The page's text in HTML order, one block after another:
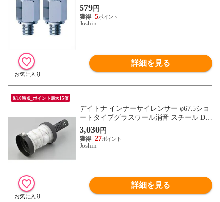
正ネジ→8mm正ネジ） CM-3 ネジ径変換ア
ダプター クロームメッキ TANAX-CM-3
【返品種別A】
579円
5
Joshin
詳細を見る
8/10時点_ポイント最大15倍
デイトナ インナーサイレンサー φ67.5ショ
ートタイプグラスウール消音 スチール DA
YTONA 96270 【返品種別B】
3,030円
27
Joshin
詳細を見る